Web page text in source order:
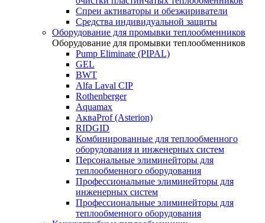
Спреи активаторы и обезжириватели
Средства индивидуальной защиты
Оборудование для промывки теплообменников
Оборудование для промывки теплообменников
Pump Eliminate (PIPAL)
GEL
BWT
Alfa Laval CIP
Rothenberger
Aquamax
АкваProf (Asterion)
RIDGID
Комбинированные для теплообменного
оборудования и инженерных систем
Персональные элиминейторы для
теплообменного оборудования
Профессиональные элиминейторы для
инженерных систем
Профессиональные элиминейторы для
теплообменного оборудования